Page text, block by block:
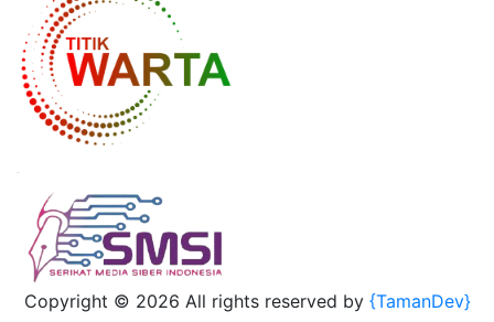
Copyright © 2026 All rights reserved by {TamanDev}